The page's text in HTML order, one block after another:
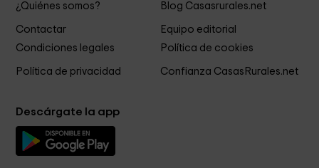
¿Quiénes somos? Blog Casasrurales.net
Contactar
Equipo editorial
Condiciones legales
Política de cookies
Política de privacidad Confianza CasasRurales.net
Descárgate la app